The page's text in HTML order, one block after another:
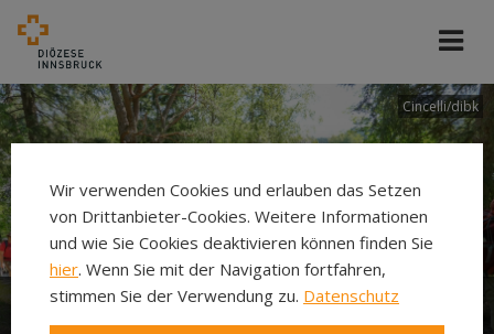
Cincelli/dibk
Wir verwenden Cookies und erlauben das Setzen
von Drittanbieter-Cookies. Weitere Informationen
und wie Sie Cookies deaktivieren können finden Sie
hier. Wenn Sie mit der Navigation fortfahren,
stimmen Sie der Verwendung zu. Datenschutz